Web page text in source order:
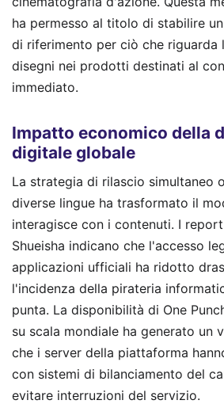
ha permesso al titolo di stabilire
di riferimento per ciò che riguarda
disegni nei prodotti destinati al
immediato.
Impatto economico della
digitale globale
La strategia di rilascio simultaneo
diverse lingue ha trasformato il
interagisce con i contenuti. I
Shueisha indicano che l'accesso
applicazioni ufficiali ha ridotto
l'incidenza della pirateria
punta. La disponibilità di One
su scala mondiale ha generato un
che i server della piattaforma
con sistemi di bilanciamento del
evitare interruzioni del servizio.